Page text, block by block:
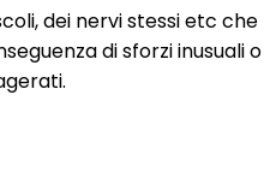
dei nervi stessi etc che
di sforzi inusuali o